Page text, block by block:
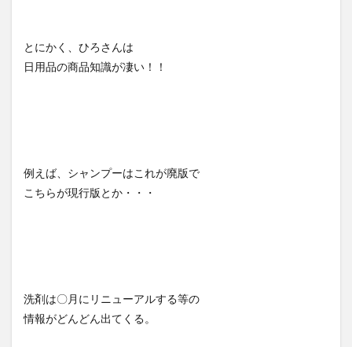
とにかく、ひろさんは
日用品の商品知識が凄い！！
例えば、シャンプーはこれが廃版で
こちらが現行版とか・・・
洗剤は〇月にリニューアルする等の
情報がどんどん出てくる。